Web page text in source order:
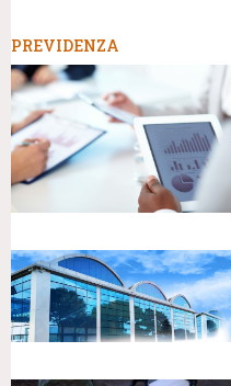
PREVIDENZA